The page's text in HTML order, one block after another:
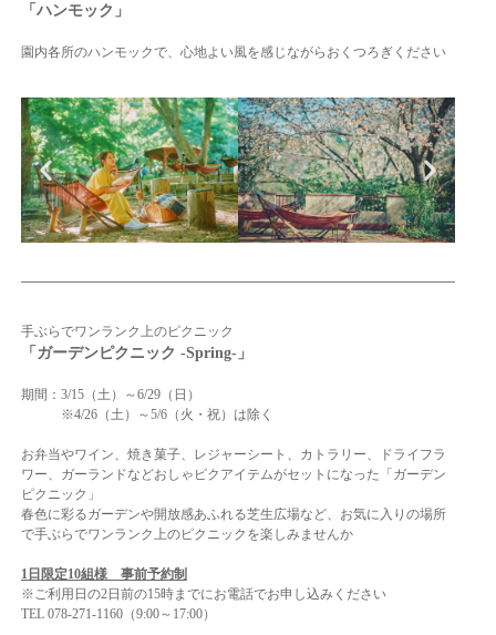
「ハンモック」
園内各所のハンモックで、 心地よい風を感じながらおくつろぎください
手ぶらでワンランク上のピクニック
「ガーデンピクニック -Spring-」
期間：3/15（土）～6/29（日）
※4/26（土）～5/6（火・祝）は除く
お弁当やワイン、焼き菓子、レジャーシート、カトラリー、ドライフラ
ワー、ガーランドなどおしゃピクアイテムがセットになった「ガーデン
ピクニック」
春色に彩るガーデンや開放感あふれる芝生広場など、お気に入りの場所
で手ぶらでワンランク上のピクニックを楽しみませんか
1日限定10組様 事前予約制
※ご利用日の2日前の15時までにお電話でお申し込みください
TEL 078-271-1160（9:00～17:00）